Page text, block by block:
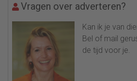
Vragen over adverteren?
Kan ik je van
Bel of mail
de tijd voor je.